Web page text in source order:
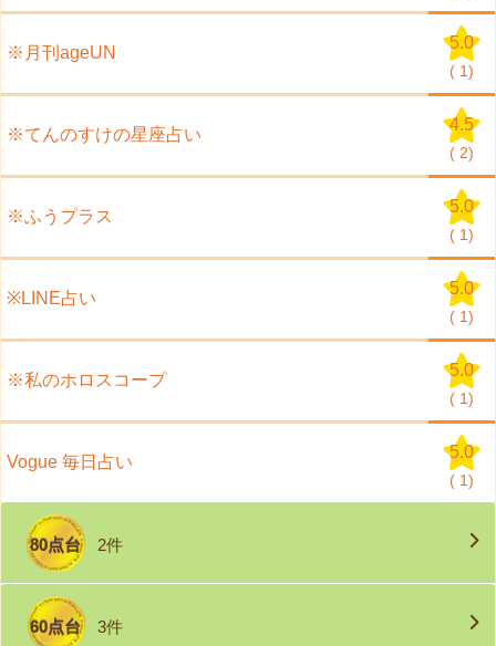
※月刊ageUN
5.0
( 1)
※てんのすけの星座占い
4.5
( 2)
※ふうプラス
5.0
( 1)
※LINE占い
5.0
( 1)
※私のホロスコープ
5.0
( 1)
Vogue 毎日占い
5.0
( 1)
80点台 2件
60点台 3件